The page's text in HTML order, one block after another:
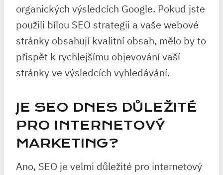
organických výsledcích Google. Pokud jste
použili bílou SEO strategii a vaše webové
stránky obsahují kvalitní obsah, mělo by to
přispět k rychlejšímu objevování vaší
stránky ve výsledcích vyhledávání.
JE SEO DNES DŮLEŽITÉ
PRO INTERNETOVÝ
MARKETING?
Ano, SEO je velmi důležité pro internetový